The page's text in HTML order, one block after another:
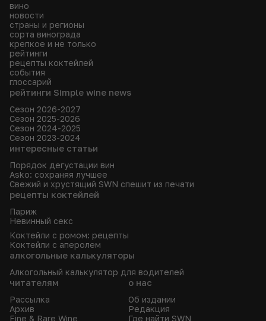
вино
новости
страны и регионы
сорта винограда
крепкое и не только
рейтинги
рецепты коктейлей
события
глоссарий
рейтинги Simple wine news
Сезон 2026-2027
Сезон 2025-2026
Сезон 2024-2025
Сезон 2023-2024
интересные статьи
Порядок дегустации вин
Asko: сохраняя лучшее
Свежий и хрустящий SWN спешит из печати
рецепты коктейлей
Париж
Невинный секс
Коктейли с ромом: рецепты
Коктейли с аперолем
алкогольные калькуляторы
Алкогольный калькулятор для водителей
читателям
Рассылка
Архив
Fine & Rare Wine
о нас
Об издании
Редакция
Где найти SWN